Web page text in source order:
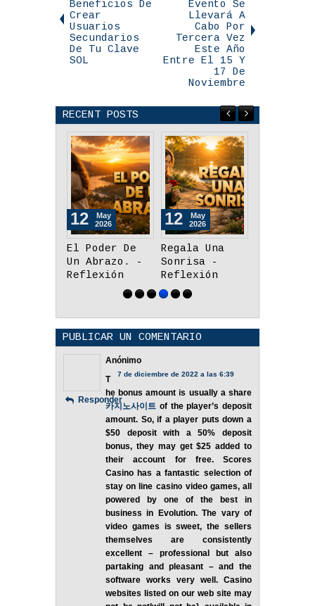
Beneficios De
Crear
Usuarios
Secundarios
De Tu Clave
SOL
Evento Se
Llevará A
Cabo Por
Tercera Vez
Este Año
Entre El 15 Y
17 De
Noviembre
RECENT POSTS
Regala Una
Sonrisa -
Reflexión
12
May
2026
POLÍTICA DE
PRIVACIDAD
25
Aug
2023
PUBLICAR UN COMENTARIO
Anónimo
7 de diciembre de 2022 a las 6:39
T
he bonus amount is usually a share
카지노사이트 of the player’s deposit
amount. So, if a player puts down a
$50 deposit with a 50% deposit
bonus, they may get $25 added to
their account for free. Scores
Casino has a fantastic selection of
stay on line casino video games, all
powered by one of the best in
business in Evolution. The vary of
video games is sweet, the sellers
themselves are consistently
excellent – professional but also
partaking and pleasant – and the
software works very well. Casino
websites listed on our web site may
Responder